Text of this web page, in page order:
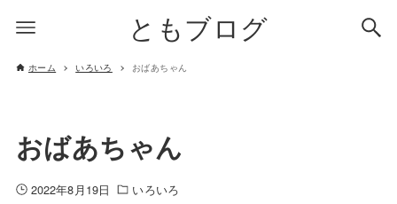
ともブログ
ホーム いろいろ おばあちゃん
おばあちゃん
2022年8月19日 いろいろ